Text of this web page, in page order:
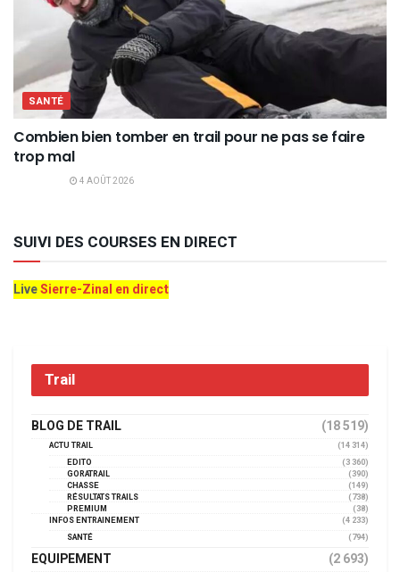
SANTÉ
Combien bien tomber en trail pour ne pas se faire
trop mal
4 AOÛT 2026
SUIVI DES COURSES EN DIRECT
LiveSierre-Zinal en direct
Trail
BLOG DE TRAIL (18 519)
ACTU TRAIL
(14 314)
EDITO
(3 360)
GORATRAIL
(390)
CHASSE
(149)
RÉSULTATS TRAILS
(738)
PREMIUM
(38)
INFOS ENTRAINEMENT
(4 233)
SANTÉ
(794)
EQUIPEMENT (2 693)